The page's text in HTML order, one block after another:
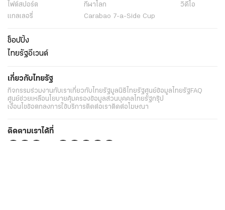
ไฟต์สปอร์ต
กีฬาโลก
วิดีโอ
แกลเลอรี่
Carabao 7-a-Side Cup
ช็อปปิ้ง
ไทยรัฐอีเวนต์
เกี่ยวกับไทยรัฐ
กิจกรรมร่วมงานกับเราเกี่ยวกับไทยรัฐมูลนิธิไทยรัฐศูนย์ข้อมูลไทยรัฐFAQ
ศูนย์ช่วยเหลือนโยบายคุ้มครองข้อมูลส่วนบุคคลไทยรัฐกรุ๊ป
เงื่อนไขข้อตกลงการใช้บริการติดต่อเราติดต่อโฆษณา
ติดตามเราได้ที่